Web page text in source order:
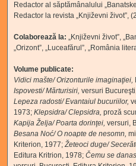
Redactor al săptămânalului
Redactor la revista „Književni život”,
Colaborează la:„Književni život”,
„Orizont”, „Luceafărul”, „România
Volume publicate:
Vidici mašte/ Orizonturile imaginaţiei,
Ispovesti/ Mărturisiri, versuri
Lepeza radosti/Evantaiul bucuriilor,
1973;Klepsidra/ Clepsidra, proză
Kapija Želja/Poarta dorinţei, versuri,
Besana Noć/ O noapte de nesomn,
Kriterion, 1977;Žeteoci duge/
Editura Kritrion, 1978;Čemu se